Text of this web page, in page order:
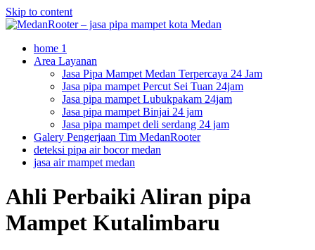
Skip to content
home 1
Area Layanan
Jasa Pipa Mampet Medan Terpercaya 24 Jam
Jasa pipa mampet Percut Sei Tuan 24jam
Jasa pipa mampet Lubukpakam 24jam
Jasa pipa mampet Binjai 24 jam
Jasa pipa mampet deli serdang 24 jam
Galery Pengerjaan Tim MedanRooter
deteksi pipa air bocor medan
jasa air mampet medan
Ahli Perbaiki Aliran pipa
Mampet Kutalimbaru